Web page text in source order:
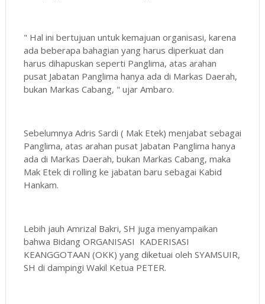
" Hal ini bertujuan untuk kemajuan organisasi, karena
ada beberapa bahagian yang harus diperkuat dan
harus dihapuskan seperti Panglima, atas arahan
pusat Jabatan Panglima hanya ada di Markas Daerah,
bukan Markas Cabang, " ujar Ambaro.
Sebelumnya Adris Sardi ( Mak Etek) menjabat sebagai
Panglima, atas arahan pusat Jabatan Panglima hanya
ada di Markas Daerah, bukan Markas Cabang, maka
Mak Etek di rolling ke jabatan baru sebagai Kabid
Hankam.
Lebih jauh Amrizal Bakri, SH juga menyampaikan
bahwa Bidang ORGANISASI KADERISASI
KEANGGOTAAN (OKK) yang diketuai oleh SYAMSUIR,
SH di dampingi Wakil Ketua PETER.